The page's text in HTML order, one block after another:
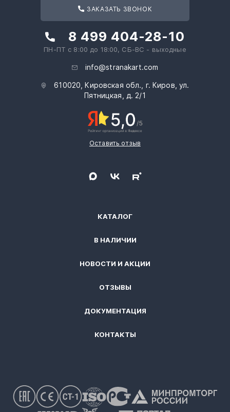
КАТАЛОГ
В НАЛИЧИИ
НОВОСТИ И АКЦИИ
ОТЗЫВЫ
ДОКУМЕНТАЦИЯ
КОНТАКТЫ
ЗАКАЗАТЬ ЗВОНОК
8 499 404-28-10
ПН-ПТ с 8:00 до 18:00, СБ-ВС - выходные
info@stranakart.com
610020, Кировская обл., г. Киров, ул.
Пятницкая, д. 2/1
Оставить отзыв